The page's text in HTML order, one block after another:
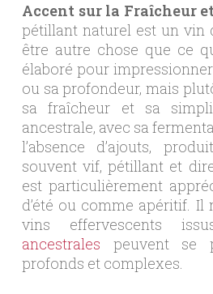
Accent sur la Fraîcheur
pétillant naturel est un vin
être autre chose que ce
élaboré pour
ou sa profondeur, mais
sa fraîcheur et sa
ancestrale, avec sa
l’absence d’ajouts,
souvent vif, pétillant et
est particulièrement
d’été ou comme apéritif. Il
vins effervescents
ancestrales peuvent se
profonds et complexes.